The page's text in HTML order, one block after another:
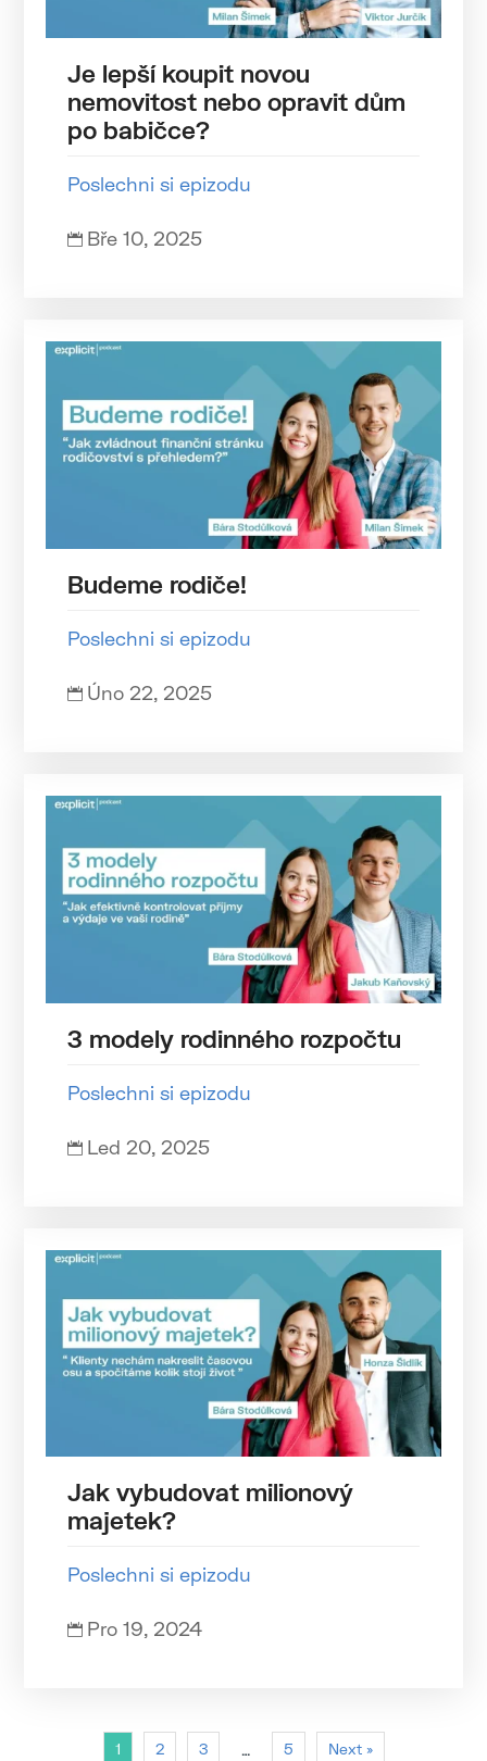
Je lepší koupit novou
nemovitost nebo opravit dům
po babičce?
Poslechni si epizodu
 Bře 10, 2025
Budeme rodiče!
Poslechni si epizodu
 Úno 22, 2025
3 modely rodinného rozpočtu
Poslechni si epizodu
 Led 20, 2025
Jak vybudovat milionový
majetek?
Poslechni si epizodu
 Pro 19, 2024
1 2 3 … 5 Next »